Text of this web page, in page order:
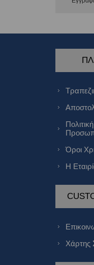
Όροι
Η
Χάρτης